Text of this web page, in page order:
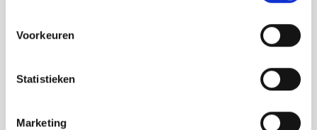
Voorkeuren
Statistieken
Marketing
SALE
BETAALMOGELIJKHEDEN